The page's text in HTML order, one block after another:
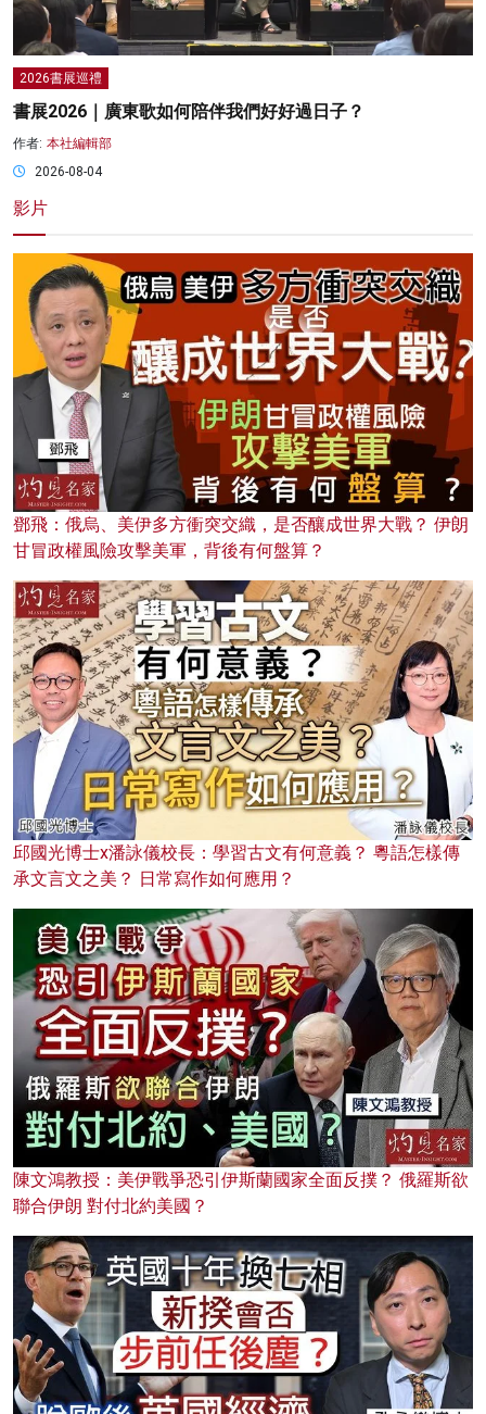
2026書展巡禮
書展2026｜廣東歌如何陪伴我們好好過日子？
作者: 本社編輯部
2026-08-04
影片
鄧飛：俄烏、美伊多方衝突交織，是否釀成世界大戰？ 伊朗
甘冒政權風險攻擊美軍，背後有何盤算？
邱國光博士x潘詠儀校長：學習古文有何意義？ 粵語怎樣傳
承文言文之美？ 日常寫作如何應用？
陳文鴻教授：美伊戰爭恐引伊斯蘭國家全面反撲？ 俄羅斯欲
聯合伊朗 對付北約美國？